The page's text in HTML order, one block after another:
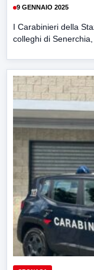
9 GENNAIO 2025
I Carabinieri della
colleghi di